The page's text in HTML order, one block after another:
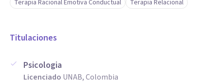
Terapia Racional Emotiva Conductual
Terapia Relacional
Titulaciones
Psicologia
Licenciado UNAB, Colombia